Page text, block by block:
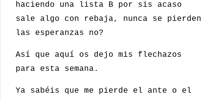
haciendo una lista B por sis acaso
sale algo con rebaja, nunca se pierden
las esperanzas no?
Así que aquí os dejo mis flechazos
para esta semana.
Ya sabéis que me pierde el ante o el